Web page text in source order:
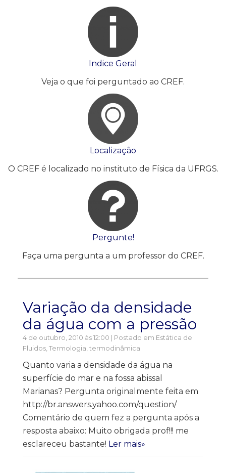
Indice Geral
Veja o que foi perguntado ao CREF.
Localização
O CREF é localizado no instituto de Física da UFRGS.
Pergunte!
Faça uma pergunta a um professor do CREF.
Variação da densidade
da água com a pressão
4 de outubro, 2010 às 12:00 | Postado em Estática de
Fluidos Termologia, termodinâmica
Quanto varia a densidade da água na
superfície do mar e na fossa abissal
Marianas? Pergunta originalmente feita em
http://br.answers.yahoo.com/question/
Comentário de quem fez a pergunta após a
resposta abaixo: Muito obrigada prof!!! me
esclareceu bastante! Ler mais»